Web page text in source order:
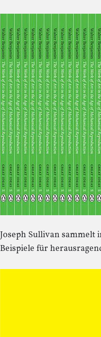
Joseph Sullivan sammelt
Beispiele für